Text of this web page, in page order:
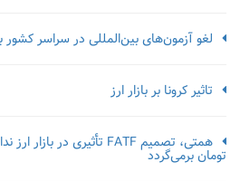
لغو آزمون‌‌های بین‌المللی در سراسر کشور
تاثیر کرونا بر بازار ارز
تومان برمی‌گردد